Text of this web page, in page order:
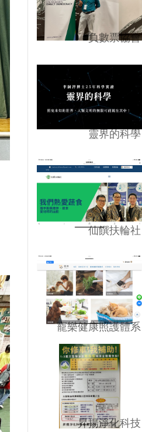
負數票協會
靈界的科學
仙饌扶輪社
寵樂健康照護體系
昇揚淨化科技